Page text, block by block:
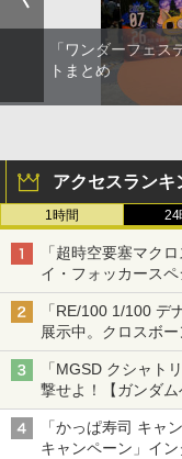
「ワンダーフェ
トまとめ
アクセスランキ
1時間 24
「超時空要塞マク
イ・フォッカース
「RE/100 1/100 デ
展示中。クロスボ
【ガンダムベース
「MGSD クシャト
撃せよ！【ガンダム
「かっぱ寿司 キャ
キャンペーン」イ